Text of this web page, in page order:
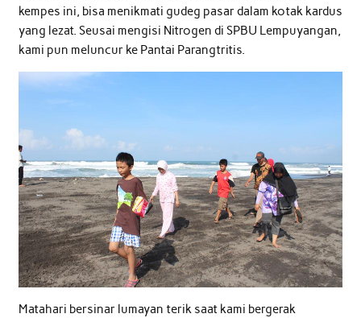
kempes ini, bisa menikmati gudeg pasar dalam kotak kardus
yang lezat. Seusai mengisi Nitrogen di SPBU Lempuyangan,
kami pun meluncur ke Pantai Parangtritis.
Matahari bersinar lumayan terik saat kami bergerak